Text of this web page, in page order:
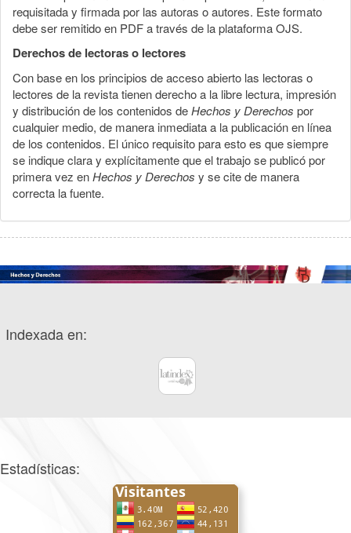
requisitada y firmada por las autoras o autores. Este formato
debe ser remitido en PDF a través de la plataforma OJS.
Derechos de lectoras o lectores
Con base en los principios de acceso abierto las lectoras o
lectores de la revista tienen derecho a la libre lectura, impresión
y distribución de los contenidos deHechos y Derechos por
cualquier medio, de manera inmediata a la publicación en línea
de los contenidos. El único requisito para esto es que siempre
se indique clara y explícitamente que el trabajo se publicó por
primera vez enHechos y Derechos y se cite de manera
correcta la fuente.
Indexada en:
Estadísticas: